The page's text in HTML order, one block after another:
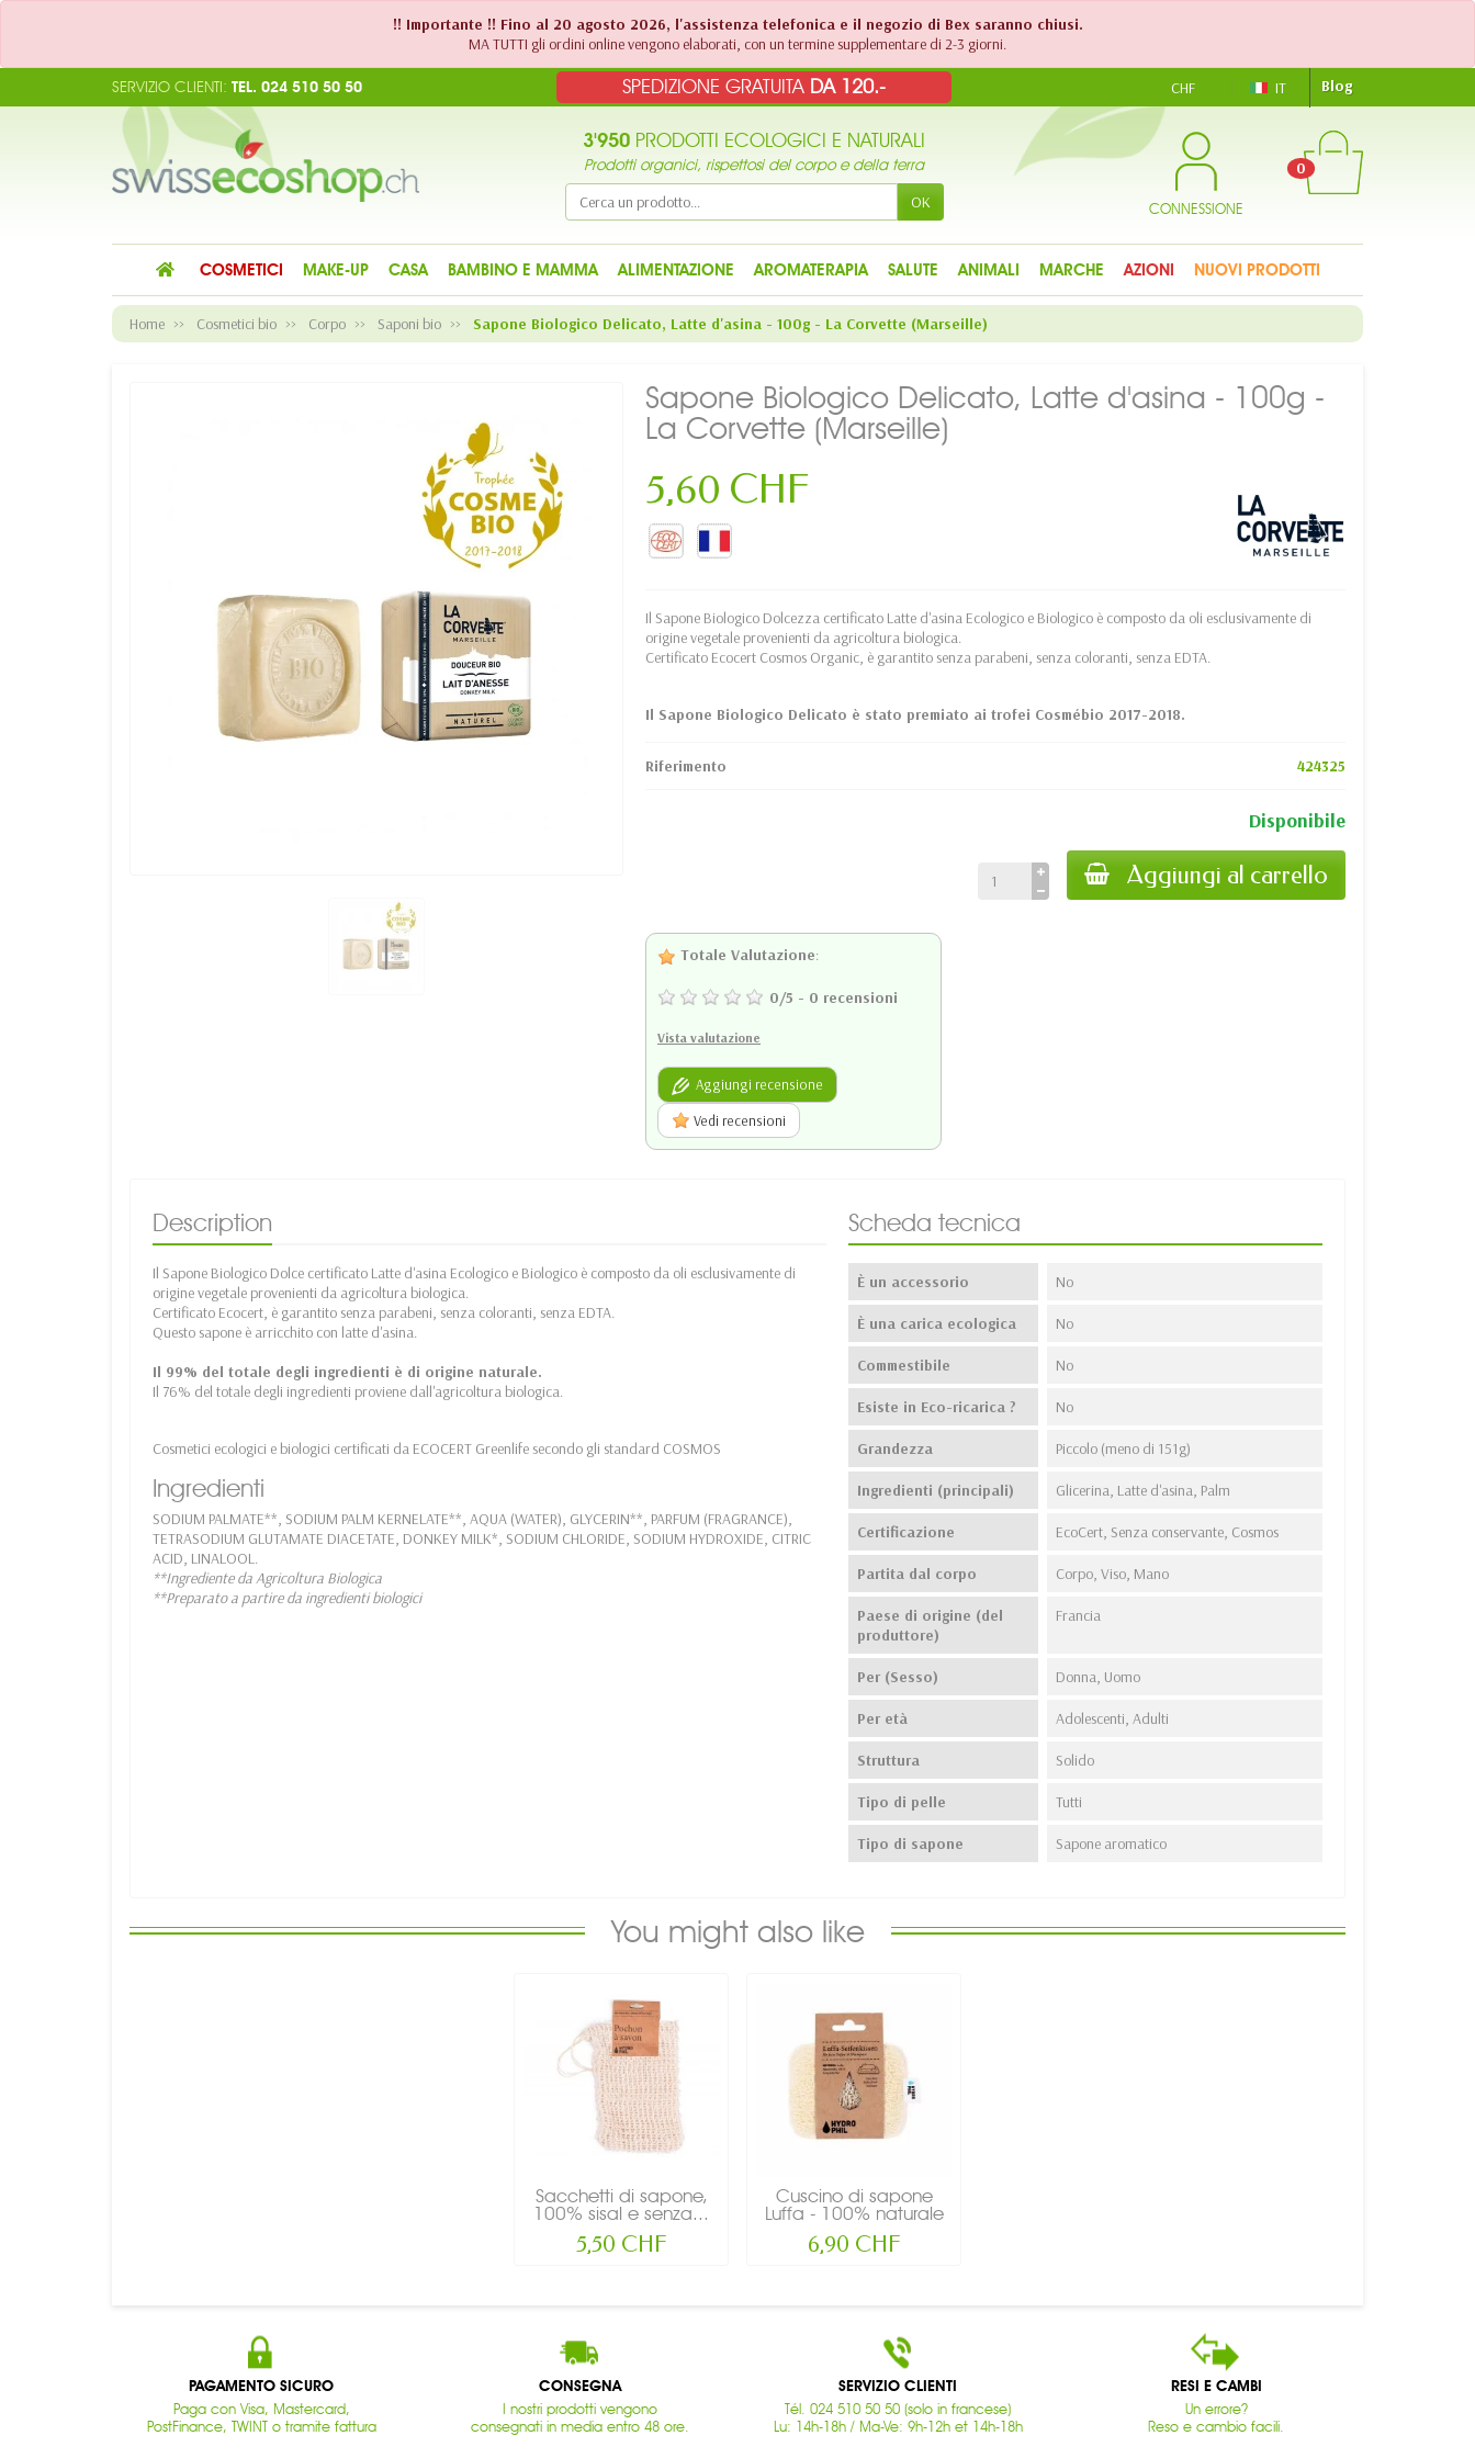
!! Importante !! Fino al 20 agosto 2026, l'assistenza telefonica e il negozio di Bex saranno chiusi.
MA TUTTI gli ordini online vengono elaborati, con un termine supplementare di 2-3 giorni.
SPEDIZIONE GRATUITA DA 120.-
SERVIZIO CLIENTI: TEL. 024 510 50 50 CHF IT Blog
3'950 PRODOTTI ECOLOGICI E NATURALI
Prodotti organici, rispettosi del corpo e della terra
OK CONNESSIONE
0
COSMETICI MAKE-UP CASA BAMBINO E MAMMA ALIMENTAZIONE AROMATERAPIA SALUTE ANIMALI MARCHE AZIONI NUOVI PRODOTTI
Home Cosmetici bio Corpo Saponi bio Sapone Biologico Delicato, Latte d'asina - 100g - La Corvette (Marseille)
Sapone Biologico Delicato, Latte d'asina - 100g -
La Corvette (Marseille)
5,60 CHF
Il Sapone Biologico Dolcezza certificato Latte d'asina Ecologico e Biologico è composto da oli esclusivamente di
origine vegetale provenienti da agricoltura biologica.
Certificato Ecocert Cosmos Organic, è garantito senza parabeni, senza coloranti, senza EDTA.
Il Sapone Biologico Delicato è stato premiato ai trofei Cosmébio 2017-2018.
Riferimento 424325
Disponibile
Aggiungi al carrello
Totale Valutazione:
0/5 - 0 recensioni
Vista valutazione
Aggiungi recensione
Vedi recensioni
Description
Il Sapone Biologico Dolce certificato Latte d'asina Ecologico e Biologico è composto da oli esclusivamente di
origine vegetale provenienti da agricoltura biologica.
Certificato Ecocert, è garantito senza parabeni, senza coloranti, senza EDTA.
Questo sapone è arricchito con latte d'asina.
Il 99% del totale degli ingredienti è di origine naturale.
Il 76% del totale degli ingredienti proviene dall'agricoltura biologica.
Cosmetici ecologici e biologici certificati da ECOCERT Greenlife secondo gli standard COSMOS
Ingredienti
SODIUM PALMATE**, SODIUM PALM KERNELATE**, AQUA (WATER), GLYCERIN**, PARFUM (FRAGRANCE),
TETRASODIUM GLUTAMATE DIACETATE, DONKEY MILK*, SODIUM CHLORIDE, SODIUM HYDROXIDE, CITRIC
ACID, LINALOOL.
**Ingrediente da Agricoltura Biologica
**Preparato a partire da ingredienti biologici
Scheda tecnica
È un accessorio No
È una carica ecologica No
Commestibile No
Esiste in Eco-ricarica ? No
Grandezza Piccolo (meno di 151g)
Ingredienti (principali) Glicerina, Latte d'asina, Palm
Certificazione EcoCert, Senza conservante, Cosmos
Partita dal corpo Corpo, Viso, Mano
Paese di origine (del
produttore)
Francia
Per (Sesso) Donna, Uomo
Per età Adolescenti, Adulti
Struttura Solido
Tipo di pelle Tutti
Tipo di sapone Sapone aromatico
You might also like
Sacchetti di sapone,
100% sisal e senza...
5,50 CHF
Cuscino di sapone
Luffa - 100% naturale
-...
6,90 CHF
PAGAMENTO SICURO
Paga con Visa, Mastercard,
PostFinance, TWINT o tramite fattura
CONSEGNA
I nostri prodotti vengono
consegnati in media entro 48 ore.
SERVIZIO CLIENTI
Tél. 024 510 50 50 (solo in francese)
Lu: 14h-18h / Ma-Ve: 9h-12h et 14h-18h
RESI E CAMBI
Un errore?
Reso e cambio facili.